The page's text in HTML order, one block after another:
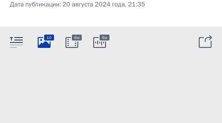
Дата публикации:20 августа 2024 года, 21:35
10 6м 6м